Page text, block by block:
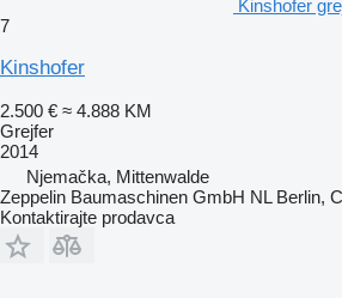
Kinshofer
7
Kinshofer
2.500 € ≈ 4.888 KM
Grejfer
2014
Njemačka, Mittenwalde
Zeppelin Baumaschinen GmbH NL Berlin,
Kontaktirajte prodavca